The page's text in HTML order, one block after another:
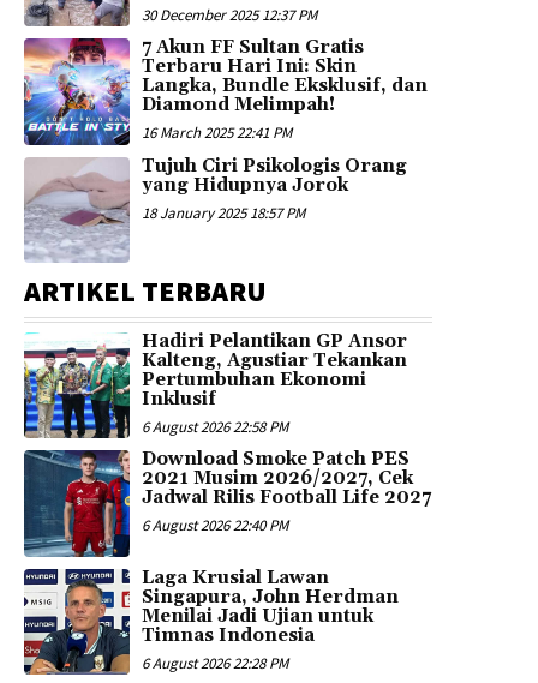
30 December 2025 12:37 PM
7 Akun FF Sultan Gratis
Terbaru Hari Ini: Skin
Langka, Bundle Eksklusif, dan
Diamond Melimpah!
16 March 2025 22:41 PM
Tujuh Ciri Psikologis Orang
yang Hidupnya Jorok
18 January 2025 18:57 PM
ARTIKEL TERBARU
Hadiri Pelantikan GP Ansor
Kalteng, Agustiar Tekankan
Pertumbuhan Ekonomi
Inklusif
6 August 2026 22:58 PM
Download Smoke Patch PES
2021 Musim 2026/2027, Cek
Jadwal Rilis Football Life 2027
6 August 2026 22:40 PM
Laga Krusial Lawan
Singapura, John Herdman
Menilai Jadi Ujian untuk
Timnas Indonesia
6 August 2026 22:28 PM